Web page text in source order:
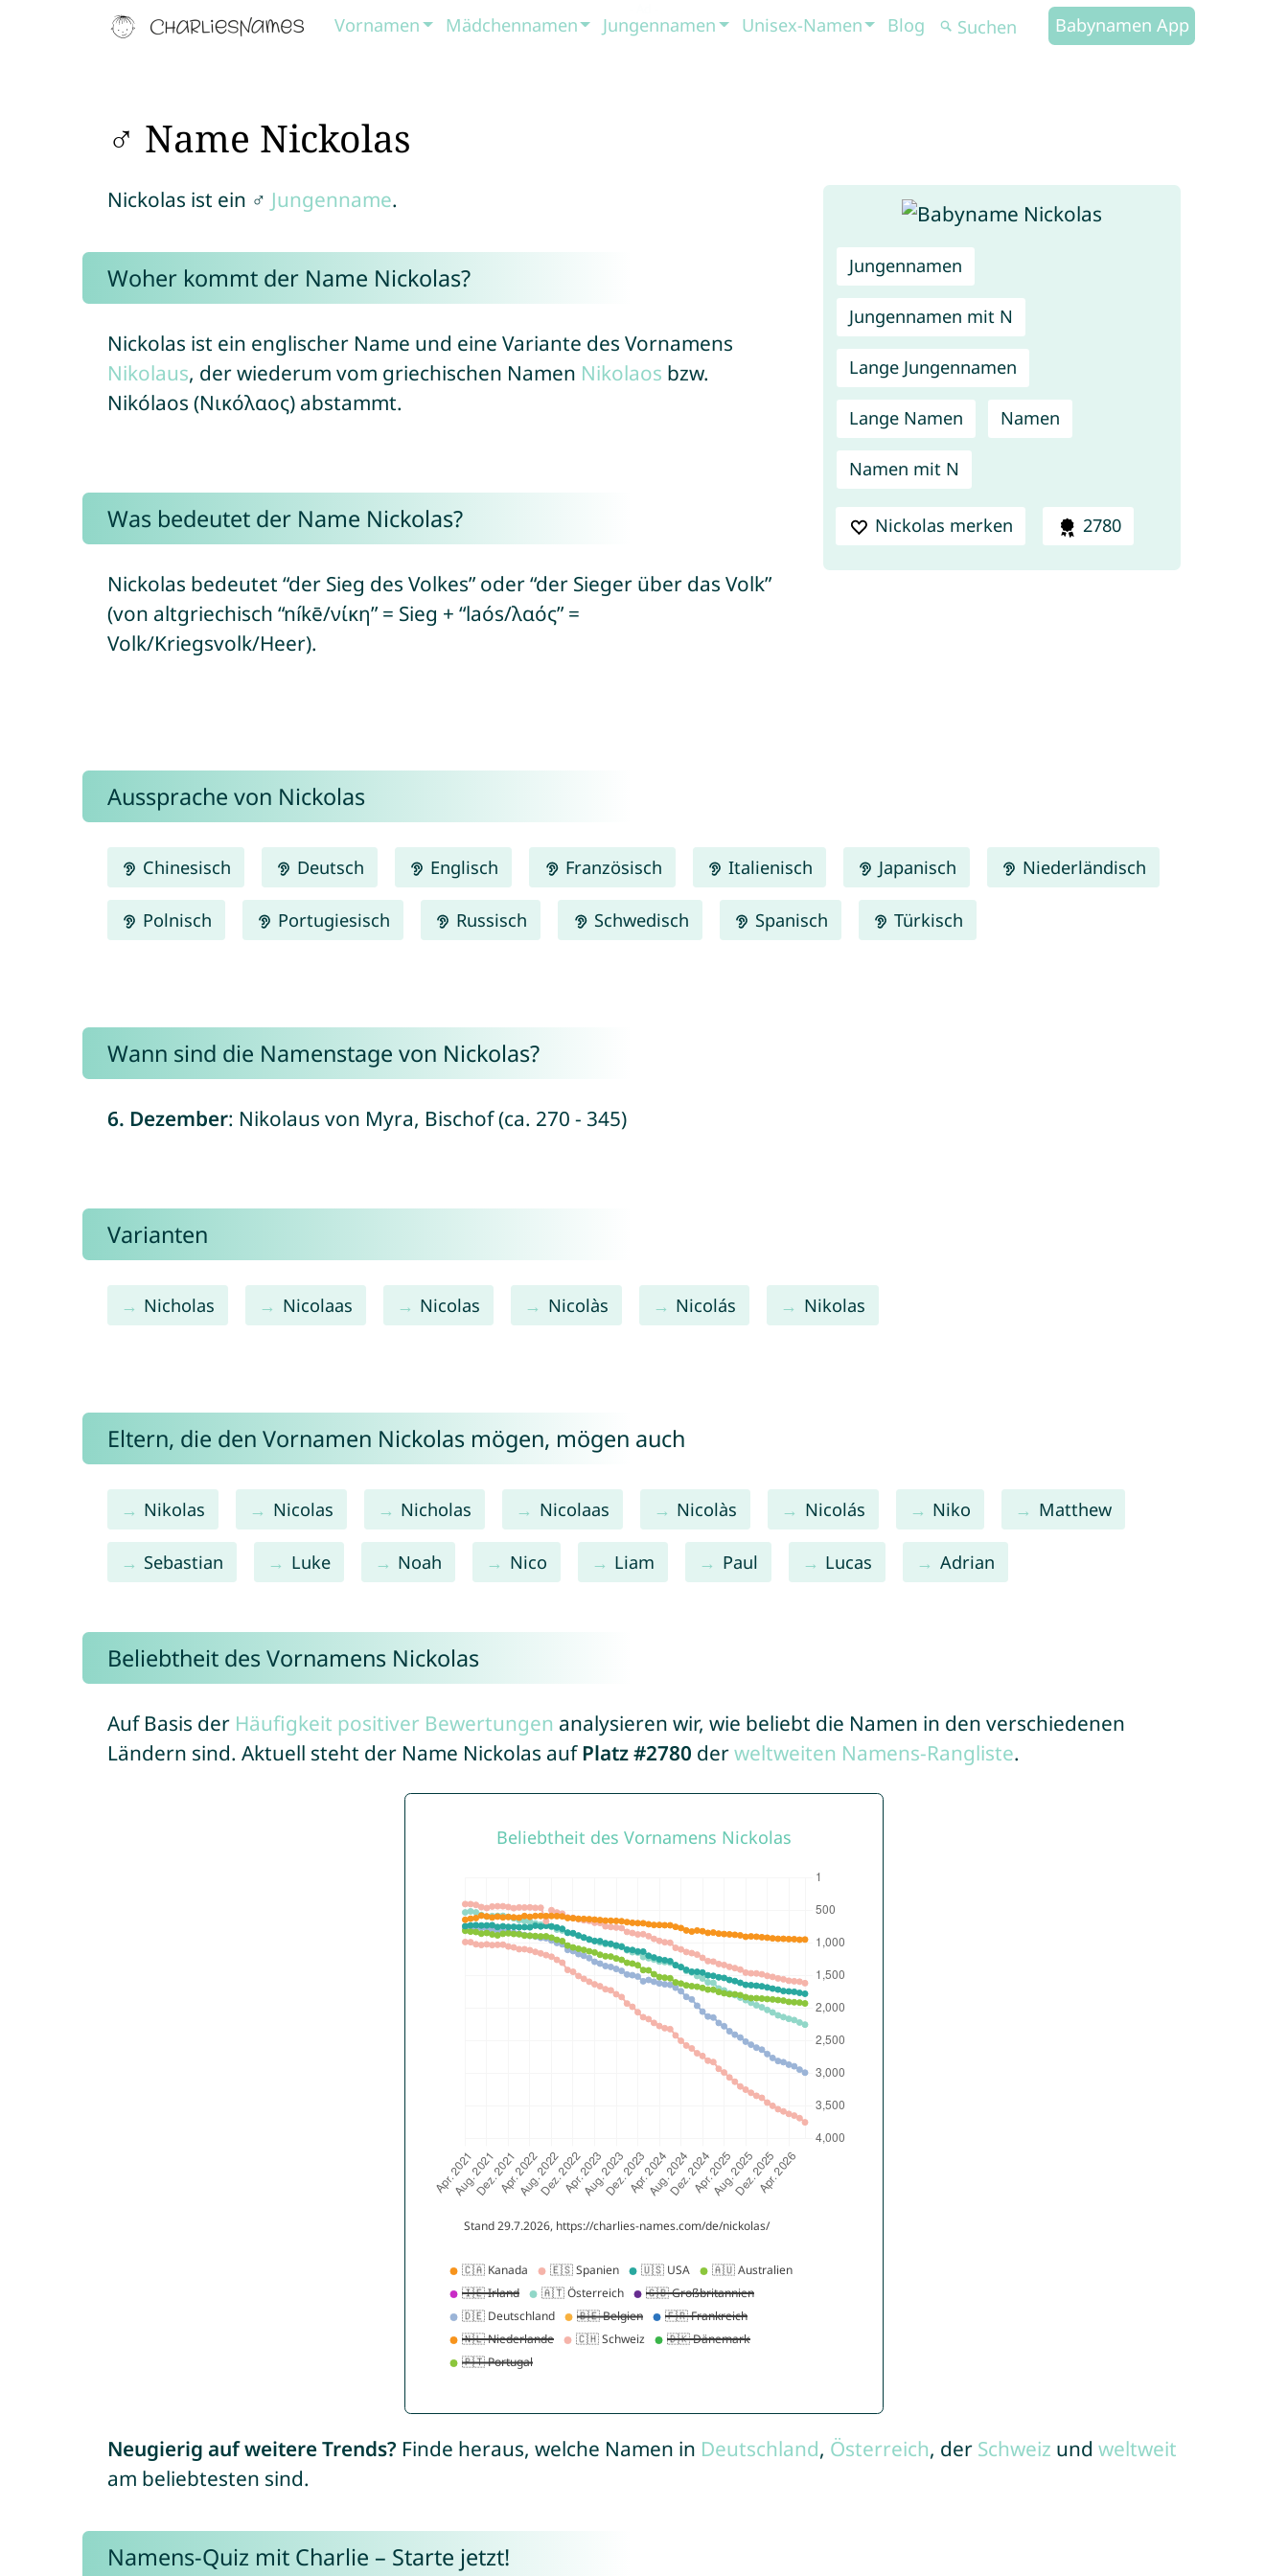
Vornamen Mädchennamen Jungennamen Unisex-Namen Blog Babynamen App
♂ Name Nickolas
Jungennamen
Jungennamen mit N
Lange Jungennamen
Lange Namen Namen
Namen mit N
Nickolas merken 2780
Nickolas ist ein ♂ Jungenname.
Woher kommt der Name Nickolas?
Nickolas ist ein englischer Name und eine Variante des Vornamens
Nikolaus, der wiederum vom griechischen Namen Nikolaos bzw.
Nikólaos (Νικόλαος) abstammt.
Was bedeutet der Name Nickolas?
Nickolas bedeutet “der Sieg des Volkes” oder “der Sieger über das Volk”
(von altgriechisch “níkē/νίκη” = Sieg + “laós/λαός” =
Volk/Kriegsvolk/Heer).
Aussprache von Nickolas
Chinesisch Deutsch Englisch Französisch Italienisch Japanisch Niederländisch
Polnisch Portugiesisch Russisch Schwedisch Spanisch Türkisch
Wann sind die Namenstage von Nickolas?
6. Dezember: Nikolaus von Myra, Bischof (ca. 270 - 345)
Varianten
Nicholas Nicolaas Nicolas Nicolàs Nicolás Nikolas
Eltern, die den Vornamen Nickolas mögen, mögen auch
Nikolas Nicolas Nicholas Nicolaas Nicolàs Nicolás Niko Matthew
Sebastian Luke Noah Nico Liam Paul Lucas Adrian
Beliebtheit des Vornamens Nickolas
Auf Basis der Häufigkeit positiver Bewertungen analysieren wir, wie beliebt die Namen in den verschiedenen
Ländern sind. Aktuell steht der Name Nickolas auf Platz #2780 derweltweiten Namens-Rangliste.
Neugierig auf weitere Trends? Finde heraus, welche Namen in Deutschland, Österreich, der Schweiz und weltweit
am beliebtesten sind.
Namens-Quiz mit Charlie – Starte jetzt!